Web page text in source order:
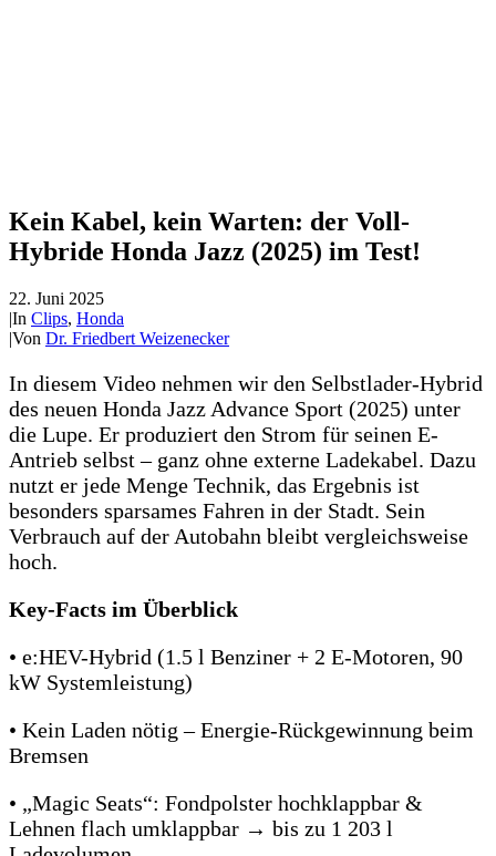
Kein Kabel, kein Warten: der Voll-
Hybride Honda Jazz (2025) im Test!
22. Juni 2025
|In Clips, Honda
|Von Dr. Friedbert Weizenecker
In diesem Video nehmen wir den Selbstlader-Hybrid
des neuen Honda Jazz Advance Sport (2025) unter
die Lupe. Er produziert den Strom für seinen E-
Antrieb selbst – ganz ohne externe Ladekabel. Dazu
nutzt er jede Menge Technik, das Ergebnis ist
besonders sparsames Fahren in der Stadt. Sein
Verbrauch auf der Autobahn bleibt vergleichsweise
hoch.
Key-Facts im Überblick
• e:HEV-Hybrid (1.5 l Benziner + 2 E-Motoren, 90
kW Systemleistung)
• Kein Laden nötig – Energie-Rückgewinnung beim
Bremsen
• „Magic Seats“: Fondpolster hochklappbar &
Lehnen flach umklappbar → bis zu 1 203 l